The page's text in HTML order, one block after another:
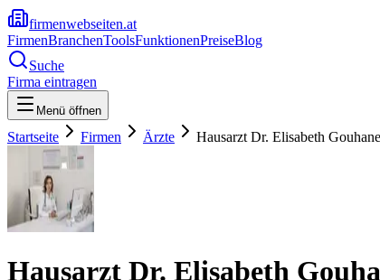
firmenwebseiten.at
FirmenBranchenToolsFunktionenPreiseBlog
Suche
Firma eintragen
Menü öffnen
Startseite Firmen Ärzte Hausarzt Dr. Elisabeth
Hausarzt Dr. Elisabeth